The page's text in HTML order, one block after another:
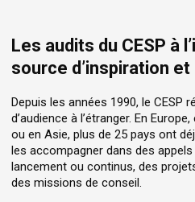
Les audits du CESP à
source d’inspiration
Depuis les années 1990, le CESP
d’audience à l’étranger. En
ou en Asie, plus de 25 pays ont
les accompagner dans des
lancement ou continus, des
des missions de conseil.